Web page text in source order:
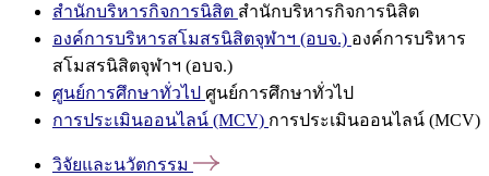
สำนักบริหารกิจการนิสิต สำนักบริหารกิจการนิสิต
องค์การบริหารสโมสรนิสิตจุฬาฯ (อบจ.) องค์การบริหาร
สโมสรนิสิตจุฬาฯ (อบจ.)
ศูนย์การศึกษาทั่วไป ศูนย์การศึกษาทั่วไป
การประเมินออนไลน์ (MCV) การประเมินออนไลน์ (MCV)
วิจัยและนวัตกรรม